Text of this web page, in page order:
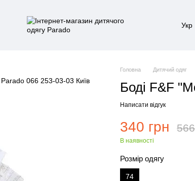
Укр
Головна Дитячий одяг
Боді F&F
Написати відгук
340 грн
В наявності
Розмір одягу
74